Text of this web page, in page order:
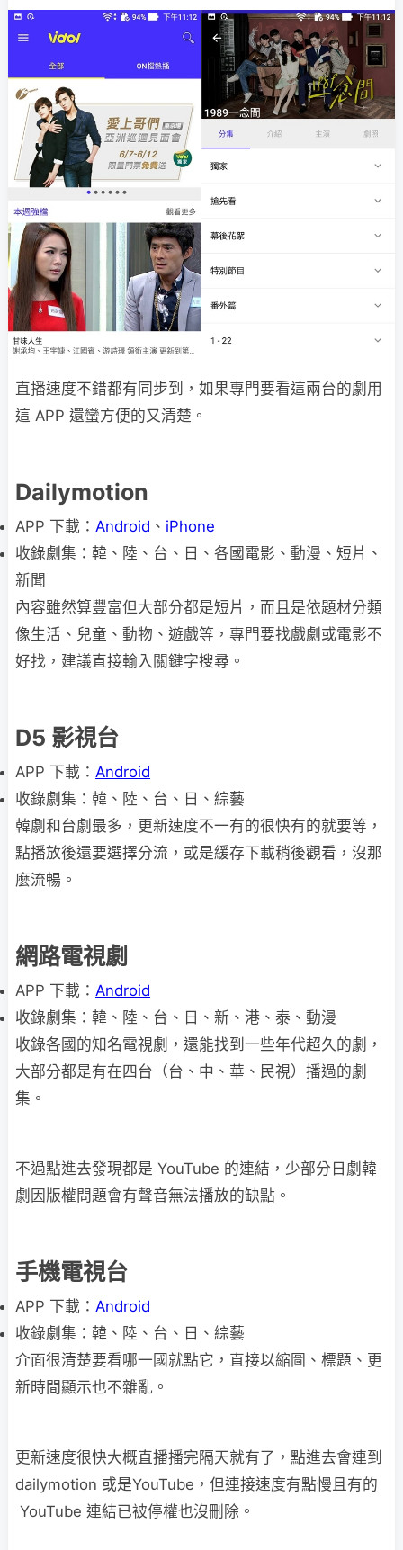
直播速度不錯都有同步到，如果專門要看這兩台的劇用
這 APP 還蠻方便的又清楚。
Dailymotion
APP 下載： Android 、 iPhone
收錄劇集：韓、陸、台、日、各國電影、動漫、短片、
新聞
內容雖然算豐富但大部分都是短片，而且是依題材分類
像生活、兒童、動物、遊戲等，專門要找戲劇或電影不
好找，建議直接輸入關鍵字搜尋。
D5 影視台
APP 下載： Android
收錄劇集：韓、陸、台、日、綜藝
韓劇和台劇最多，更新速度不一有的很快有的就要等，
點播放後還要選擇分流，或是緩存下載稍後觀看，沒那
麼流暢。
網路電視劇
APP 下載： Android
收錄劇集：韓、陸、台、日、新、港、泰、動漫
收錄各國的知名電視劇，還能找到一些年代超久的劇，
大部分都是有在四台（台、中、華、民視）播過的劇
集。
不過點進去發現都是 YouTube 的連結，少部分日劇韓
劇因版權問題會有聲音無法播放的缺點。
手機電視台
APP 下載： Android
收錄劇集：韓、陸、台、日、綜藝
介面很清楚要看哪一國就點它，直接以縮圖、標題、更
新時間顯示也不雜亂。
更新速度很快大概直播播完隔天就有了，點進去會連到
dailymotion 或是YouTube，但連接速度有點慢且有的
YouTube 連結已被停權也沒刪除。